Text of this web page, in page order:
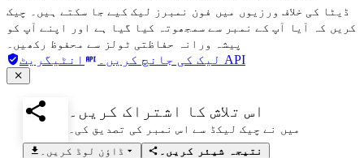
ڈیٹا کی خلاف ورزیوں میں فون نمبرز لیک کیے جا سکتے ہیں۔ چیک
کریں کہ آیا آپ کے نمبر سے سمجھوتہ کیا گیا ہے اور اپنے آپ کو
پیشہ ورانہ حفاظتی ٹولز سے محفوظ رکھیں۔
لیک کی جانچ کریں۔ انٹیگریٹ API
اس تلاش کا اشتراک کریں۔
میں نے چیک لیکڈ سے اس نمبر کی تصدیق کی۔
ڈاؤن لوڈ کریں۔
نتیجہ شیئر کریں۔